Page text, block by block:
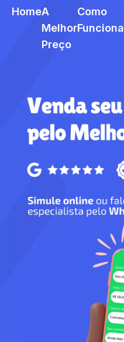
HomeA
Melhor
Preço
Como
Funciona